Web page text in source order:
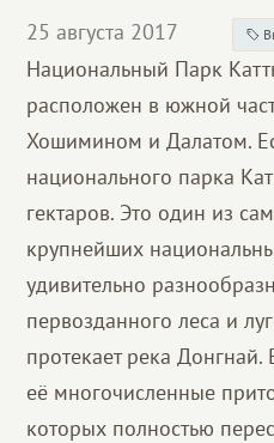
Партнерам
25 августа 2017
Национальный Парк
расположен в южной
Хошимином и Далатом.
национального парка
гектаров. Это один из
крупнейших
удивительно
первозданного леса и
протекает река Донгнай.
её многочисленные
которых полностью